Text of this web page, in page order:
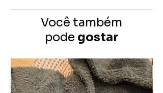
Espaçosa e funcional: bolso frontal
com zíper e bolsos laterais para
fraldas, roupinhas e acessórios.
compartimentos internos para
separar o essencial.
Conforto no transporte: alças de
Você também
pode gostar